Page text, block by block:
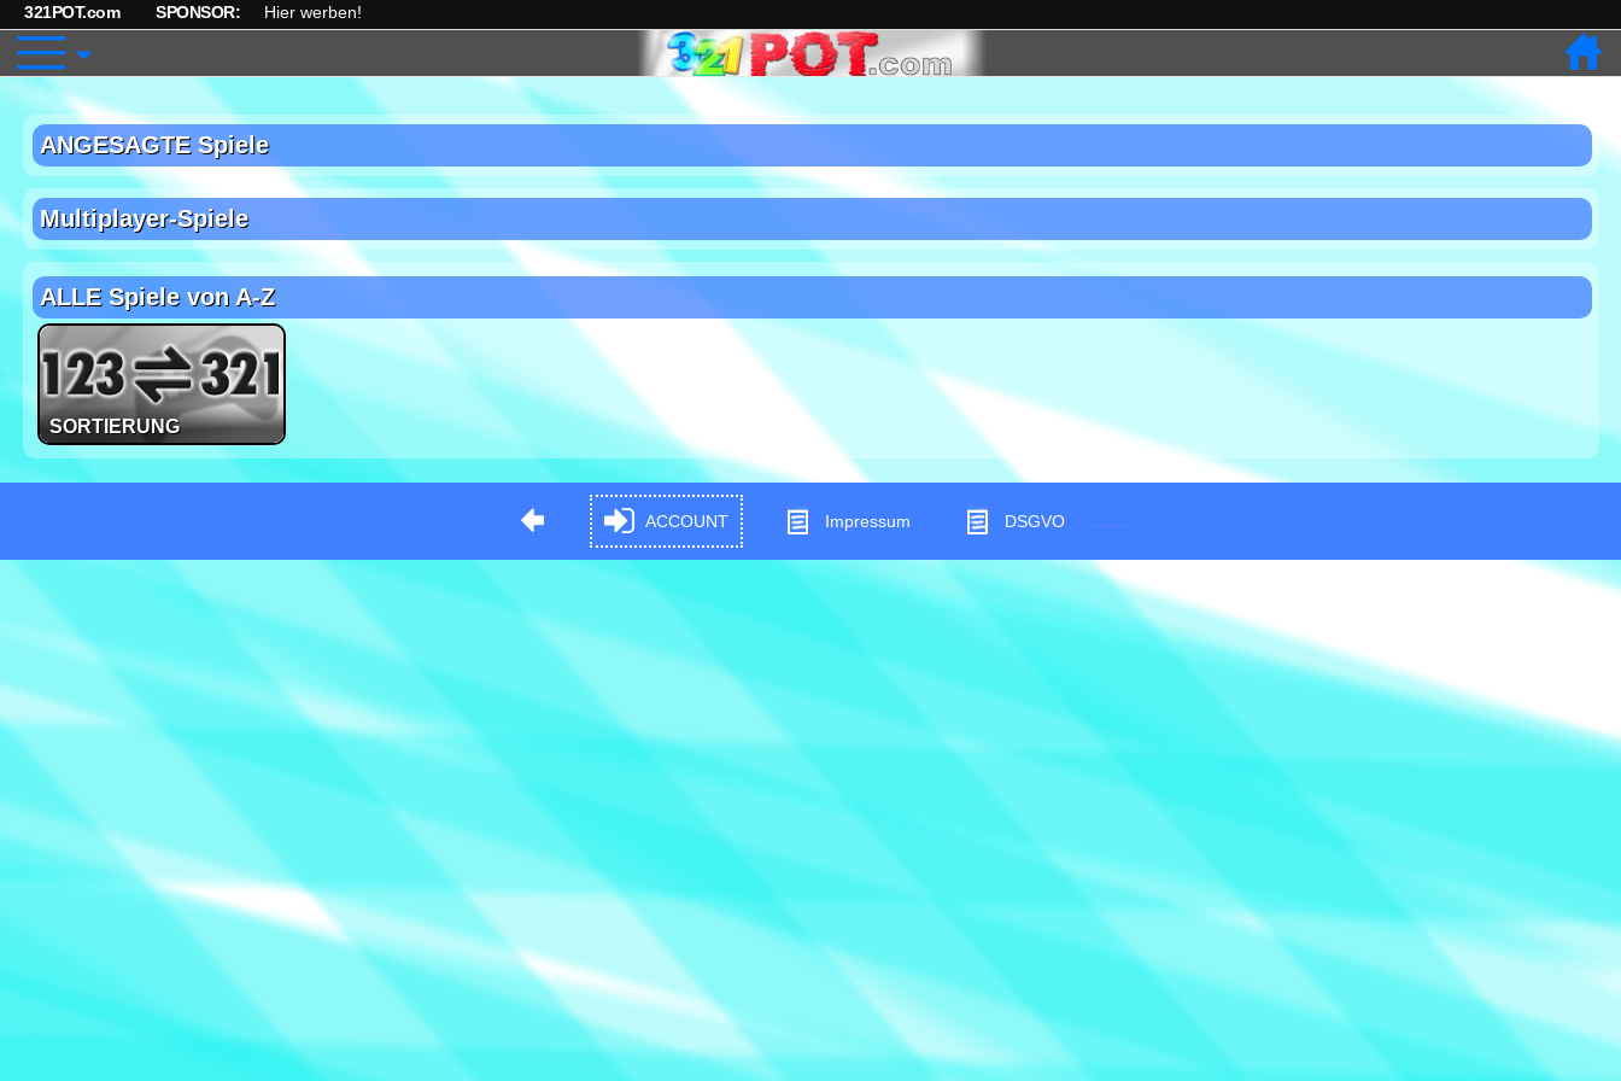
321POT.com SPONSOR: Hier werben!
ANGESAGTE Spiele
Multiplayer-Spiele
ALLE Spiele von A-Z
SORTIERUNG
ACCOUNT Impressum DSGVO Hypnose in Berlin